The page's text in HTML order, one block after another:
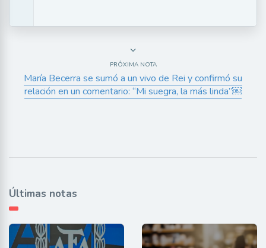
PRÓXIMA NOTA
María Becerra se sumó a un vivo de Rei y confirmó su
relación en un comentario: “Mi suegra, la más linda”￼
Últimas notas